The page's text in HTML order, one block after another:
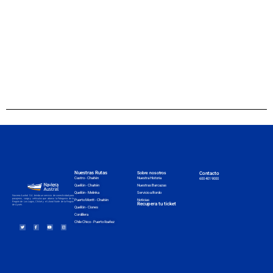
Naviera Austral S.A. brinda un servicio de conectividad para
pasajeros, carga y vehículos que abarca la Patagonia de la
Región de Los Lagos, Chiloé y el Litoral Norte de la Región
de Aysén.
Nuestras Rutas
Castro - Chaitén
Quellón - Chaitén
Quellón - Melinka
Puerto Montt - Chaitén
Quellón - Cisnes
Cordillera
Chile Chico - Puerto Ibañez
Sobre nosotros
Nuestra Historia
Nuestras Barcazas
Servicio a Bordo
Noticias
Recupera tu ticket
Contacto
600 401 9000